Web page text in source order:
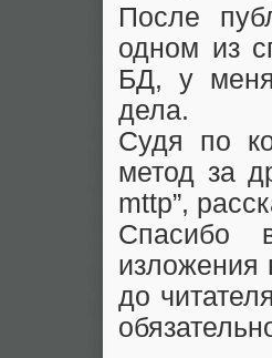
После
одном из
БД, у меня
дела.
Судя по
метод за
mttp”,
Спасибо
изложения
до